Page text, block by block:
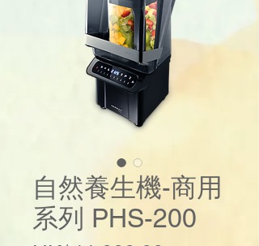
自然養生機-商用
系列 PHS-200